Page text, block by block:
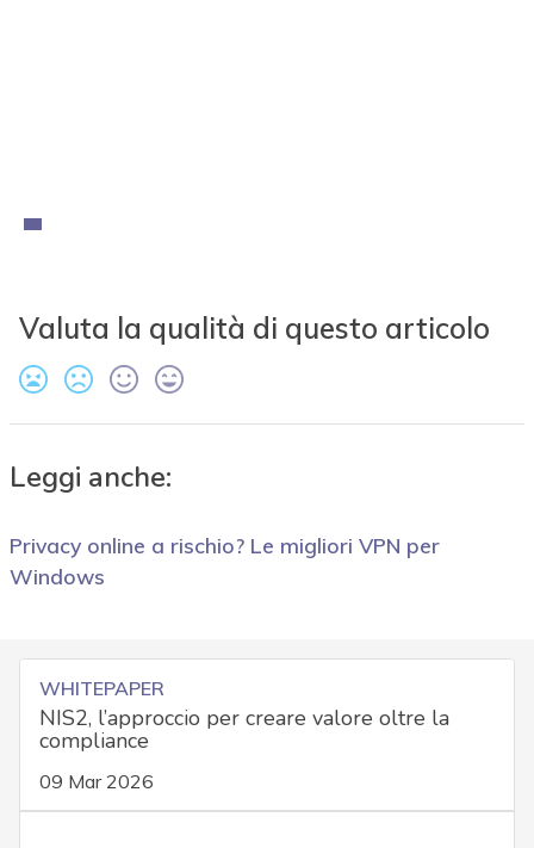
Valuta la qualità di questo articolo
Leggi anche:
Privacy online a rischio? Le migliori VPN per
Windows
WHITEPAPER
NIS2, l’approccio per creare valore oltre la
compliance
09 Mar 2026